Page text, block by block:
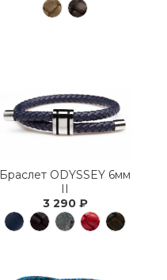
Браслет ODYSSEY 6мм
II
3 290 ₽